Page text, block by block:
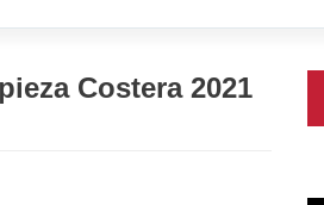
Costera 2021